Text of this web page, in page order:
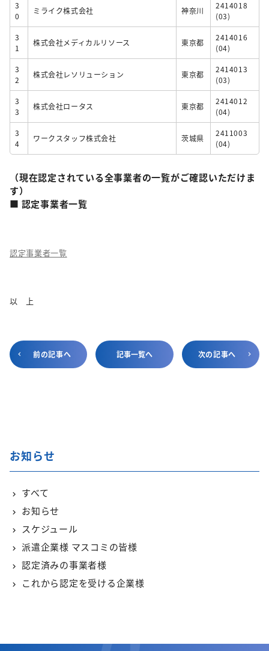
3
0
ミライク株式会社 神奈川
2414018
(03)
3
1
株式会社メディカルリソース 東京都
2414016
(04)
3
2
株式会社レソリューション 東京都
2414013
(03)
3
3
株式会社ロータス 東京都
2414012
(04)
3
4
ワークスタッフ株式会社 茨城県
2411003
(04)
（現在認定されている全事業者の一覧がご確認いただけま
す）
■ 認定事業者一覧
認定事業者一覧
以 上
前の記事へ 記事一覧へ 次の記事へ
お知らせ
すべて
お知らせ
スケジュール
派遣企業様 マスコミの皆様
認定済みの事業者様
これから認定を受ける企業様